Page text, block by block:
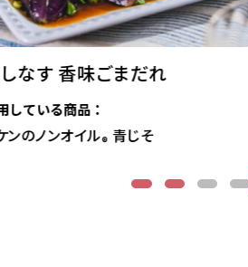
青じそとツナのトマ
使用している商品：
リケンのノンオイル